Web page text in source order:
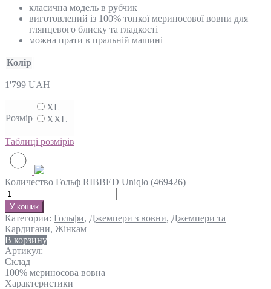
класична модель в рубчик
виготовлений із 100% тонкої мериносової вовни для
глянцевого блиску та гладкості
можна прати в пральній машині
Колір
1'799 UAH
Розмір
XL
XXL
Таблиці розмірів
Количество Гольф RIBBED Uniqlo (469426)
У кошик
Категории: Гольфи, Джемпери з вовни, Джемпери та
Кардигани, Жінкам
В корзину
Артикул:
Склад
100% мериносова вовна
Характеристики